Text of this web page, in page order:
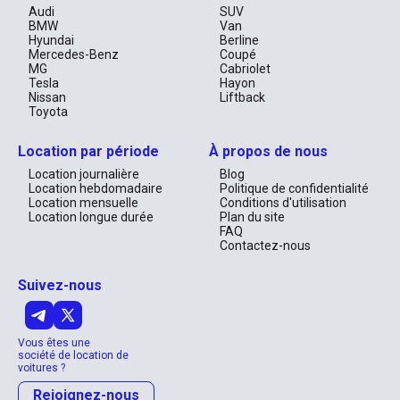
élégante
En somme, la MG 5 vous offre bien plus qu'une simple voiture de
location. Elle est votre complice de voyage, alliant confort, style
et une excellente économie. Dans un pays où les extrêmes de
luxe et d'innovation se rencontrent, il est réconfortant de savoir
qu'une option aussi élégante et abordable est à votre portée.
Laissez la MG 5 être votre guide dans cette aventure au cœur
inoubliables de cette région enchanteresse.
Audi
BMW
Hyundai
Mercedes-Benz
MG
Tesla
Nissan
Toyota
SUV
Van
Berline
Coupé
Cabriolet
Hayon
Liftback
Location par période
Location journalière
Location hebdomadaire
Location mensuelle
Location longue durée
À propos de nous
Blog
Politique de confidentialité
Conditions d'utilisation
Plan du site
FAQ
Contactez-nous
Suivez-nous
Vous êtes une
société de location de
voitures ?
Rejoignez-nous